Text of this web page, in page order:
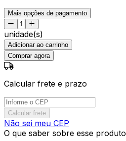
Mais opções de pagamento
unidade(s)
Adicionar ao carrinho
Comprar agora
Calcular frete e prazo
Calcular frete
Não sei meu CEP
O que saber sobre esse produto